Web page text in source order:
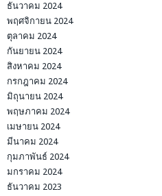
ธันวาคม 2024
พฤศจิกายน 2024
ตุลาคม 2024
กันยายน 2024
สิงหาคม 2024
กรกฎาคม 2024
มิถุนายน 2024
พฤษภาคม 2024
เมษายน 2024
มีนาคม 2024
กุมภาพันธ์ 2024
มกราคม 2024
ธันวาคม 2023